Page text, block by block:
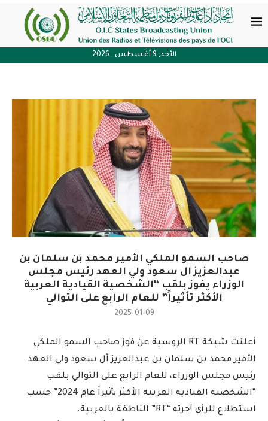
الأحد, 9 أغسطس , 2026
صاحب السمو الملكي الأمير محمد بن سلمان بن
عبدالعزيز آل سعود ولي العهد رئيس مجلس
الوزراء يفوز بلقب “الشخصية القيادية العربية
الأكثر تأثيراً” للعام الرابع على التوالي
2025-01-09
أعلنت شبكة RT الروسية عن فوز صاحب السمو الملكي
الأمير محمد بن سلمان بن عبدالعزيز آل سعود ولي العهد
رئيس مجلس الوزراء، للعام الرابع على التوالي بلقب
“الشخصية القيادية العربية الأكثر تأثيراً عام 2024” حسب
استطلاع للرأي أجرته “RT” الناطقة بالعربية.